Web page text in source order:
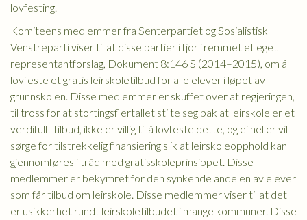
lovfesting.
Komiteens medlemmer fra Senterpartiet og Sosialistisk
Venstreparti viser til at disse partier i fjor fremmet et eget
representantforslag, Dokument 8:146 S (2014–2015), om å
lovfeste et gratis leirskoletilbud for alle elever i løpet av
grunnskolen. Disse medlemmer er skuffet over at regjeringen,
til tross for at stortingsflertallet stilte seg bak at leirskole er et
verdifullt tilbud, ikke er villig til å lovfeste dette, og ei heller vil
sørge for tilstrekkelig finansiering slik at leirskoleopphold kan
gjennomføres i tråd med gratisskoleprinsippet. Disse
medlemmer er bekymret for den synkende andelen av elever
som får tilbud om leirskole. Disse medlemmer viser til at det
er usikkerhet rundt leirskoletilbudet i mange kommuner. Disse